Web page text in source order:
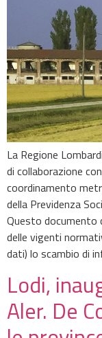
La Regione
di collaborazione
coordinamento
della Previdenza
Questo documento
delle vigenti
dati) lo scambio di
Lodi,
Aler. De